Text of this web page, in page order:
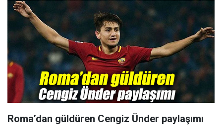
Roma’dan güldüren Cengiz Ünder paylaşımı